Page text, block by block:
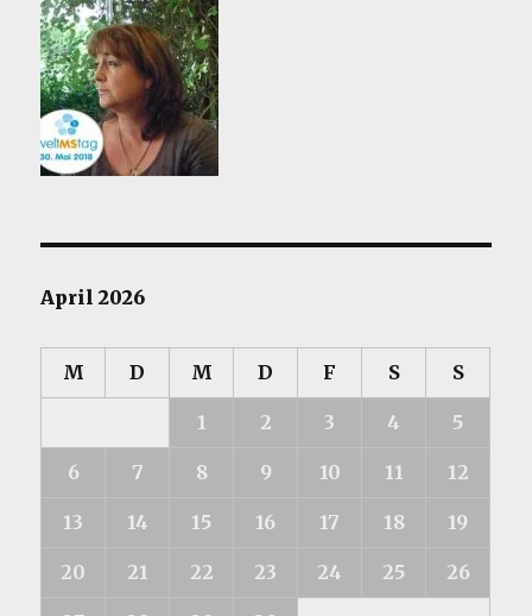
April 2026
M D M D F S S
1 2 3 4 5
6 7 8 9 10 11 12
13 14 15 16 17 18 19
20 21 22 23 24 25 26